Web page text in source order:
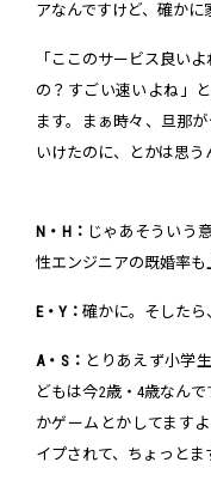
アなんですけど、確かに
「ここのサービス良い
の？すごい速いよね」
ます。まぁ時々、旦那
いけたのに、とかは思う
N・H： じゃあそういう
性エンジニアの既婚率も
E・Y： 確かに。そしたら
A・S： とりあえず小学
どもは今2歳・4歳なん
かゲームとかしてます
イプされて、ちょっとま